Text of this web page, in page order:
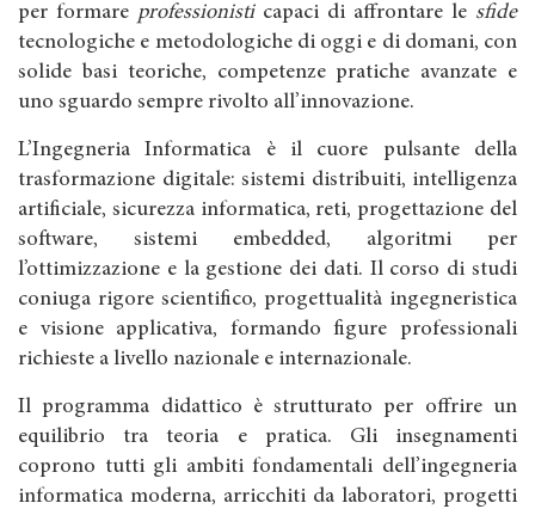
per formare professionisticapaci di affrontare le sfide
tecnologiche e metodologiche di oggi e di domani, con
solide basi teoriche, competenze pratiche avanzate e
uno sguardo sempre rivolto all’innovazione.
L’Ingegneria Informatica è il cuore pulsante della
trasformazione digitale: sistemi distribuiti, intelligenza
artificiale, sicurezza informatica, reti, progettazione del
software, sistemi embedded, algoritmi per
l’ottimizzazione e la gestione dei dati. Il corso di studi
coniuga rigore scientifico, progettualità ingegneristica
e visione applicativa, formando figure professionali
richieste a livello nazionale e internazionale.
Il programma didattico è strutturato per offrire un
equilibrio tra teoria e pratica. Gli insegnamenti
coprono tutti gli ambiti fondamentali dell’ingegneria
informatica moderna, arricchiti da laboratori, progetti